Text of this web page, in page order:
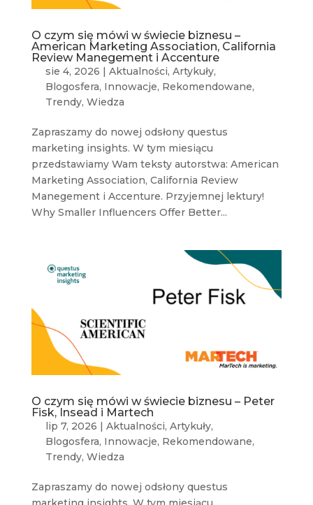
O czym się mówi w świecie biznesu –
American Marketing Association, California
Review Manegement i Accenture
sie 4, 2026 | Aktualności, Artykuły,
Blogosfera, Innowacje, Rekomendowane,
Trendy, Wiedza
Zapraszamy do nowej odsłony questus
marketing insights. W tym miesiącu
przedstawiamy Wam teksty autorstwa: American
Marketing Association, California Review
Manegement i Accenture. Przyjemnej lektury!
Why Smaller Influencers Offer Better...
O czym się mówi w świecie biznesu – Peter
Fisk, Insead i Martech
lip 7, 2026 | Aktualności, Artykuły,
Blogosfera, Innowacje, Rekomendowane,
Trendy, Wiedza
Zapraszamy do nowej odsłony questus